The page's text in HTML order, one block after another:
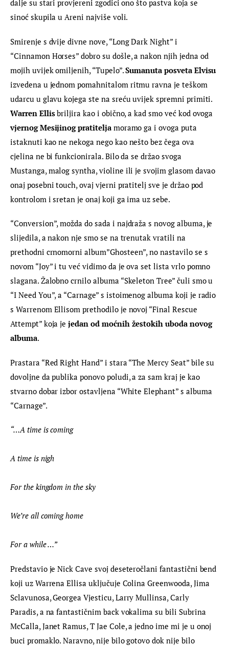
dalje su stari provjereni zgodici ono što pastva koja se
sinoć skupila u Areni najviše voli.
Smirenje s dvije divne nove, “Long Dark Night” i
“Cinnamon Horses” dobro su došle, a nakon njih jedna od
mojih uvijek omiljenih, “Tupelo”. Sumanuta posveta Elvisu
izvedena u jednom pomahnitalom ritmu ravna je teškom
udarcu u glavu kojega ste na sreću uvijek spremni primiti.
Warren Ellis briljira kao i obično, a kad smo već kod ovoga
vjernog Mesijinog pratitelja moramo ga i ovoga puta
istaknuti kao ne nekoga nego kao nešto bez čega ova
cjelina ne bi funkcionirala. Bilo da se držao svoga
Mustanga, malog syntha, violine ili je svojim glasom davao
onaj posebni touch, ovaj vjerni pratitelj sve je držao pod
kontrolom i sretan je onaj koji ga ima uz sebe.
“Conversion”, možda do sada i najdraža s novog albuma, je
slijedila, a nakon nje smo se na trenutak vratili na
prethodni crnomorni album”Ghosteen”, no nastavilo se s
novom “Joy” i tu već vidimo da je ova set lista vrlo pomno
slagana. Žalobno crnilo albuma “Skeleton Tree” čuli smo u
“I Need You”, a “Carnage” s istoimenog albuma koji je radio
s Warrenom Ellisom prethodilo je novoj “Final Rescue
Attempt” koja je jedan od moćnih žestokih uboda novog
albuma.
Prastara “Red Right Hand” i stara “The Mercy Seat” bile su
dovoljne da publika ponovo poludi, a za sam kraj je kao
stvarno dobar izbor ostavljena “White Elephant” s albuma
“Carnage”.
“…A time is coming
A time is nigh
For the kingdom in the sky
We’re all coming home
For a while …”
Predstavio je Nick Cave svoj deseteročlani fantastični bend
koji uz Warrena Ellisa uključuje Colina Greenwooda, Jima
Sclavunosa, Georgea Vjesticu, Larry Mullinsa, Carly
Paradis, a na fantastičnim back vokalima su bili Subrina
McCalla, Janet Ramus, T Jae Cole, a jedno ime mi je u onoj
buci promaklo. Naravno, nije bilo gotovo dok nije bilo